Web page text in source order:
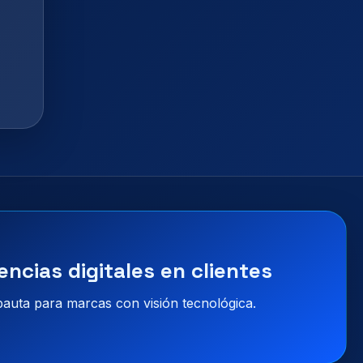
digitales en clientes
para marcas con visión tecnológica.